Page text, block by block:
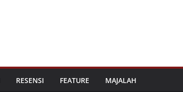
RESENSI FEATURE MAJALAH